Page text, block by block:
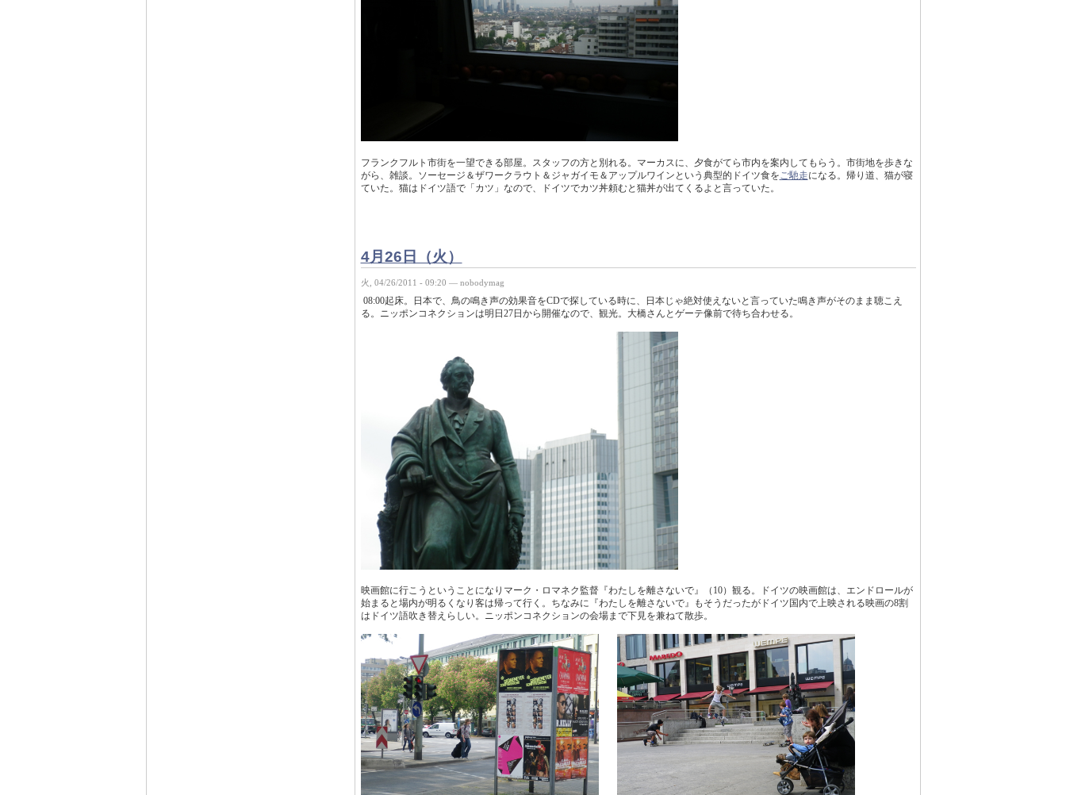
フランクフルト市街を一望できる部屋。スタッフの方と別れる。マーカスに、夕食がてら市内を案内してもらう。市街地を歩きな
がら、雑談。ソーセージ＆ザワークラウト＆ジャガイモ＆アップルワインという典型的ドイツ食をご馳走になる。帰り道、猫が寝
ていた。猫はドイツ語で「カツ」なので、ドイツでカツ丼頼むと猫丼が出てくるよと言っていた。
4月26日（火）
火, 04/26/2011 - 09:20 — nobodymag
08:00起床。日本で、鳥の鳴き声の効果音をCDで探している時に、日本じゃ絶対使えないと言っていた鳴き声がそのまま聴こえ
る。ニッポンコネクションは明日27日から開催なので、観光。大橋さんとゲーテ像前で待ち合わせる。
映画館に行こうということになりマーク・ロマネク監督『わたしを離さないで』（10）観る。ドイツの映画館は、エンドロールが
始まると場内が明るくなり客は帰って行く。ちなみに『わたしを離さないで』もそうだったがドイツ国内で上映される映画の8割
はドイツ語吹き替えらしい。ニッポンコネクションの会場まで下見を兼ねて散歩。